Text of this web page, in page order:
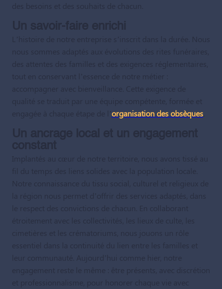
des besoins et des souhaits de chacun.
Un savoir-faire enrichi
L’histoire de notre entreprise s’inscrit dans la durée. Nous
nous sommes adaptés aux évolutions des rites funéraires,
des attentes des familles et des exigences réglementaires,
tout en conservant l’essence de notre métier :
accompagner avec bienveillance. Cette exigence de
qualité se traduit par une équipe compétente, formée et
engagée à chaque étape de l’ organisation des obsèques
Un ancrage local et un engagement
constant
Implantés au cœur de notre territoire, nous avons tissé au
fil du temps des liens solides avec la population locale.
Notre connaissance du tissu social, culturel et religieux de
la région nous permet d’offrir des services adaptés, dans
le respect des convictions de chacun. En collaborant
étroitement avec les collectivités, les lieux de culte, les
cimetières et les crématoriums, nous jouons un rôle
essentiel dans la continuité du lien entre les familles et
leur communauté. Aujourd’hui comme hier, notre
engagement reste le même : être présents, avec discrétion
et professionnalisme, pour honorer chaque vie avec